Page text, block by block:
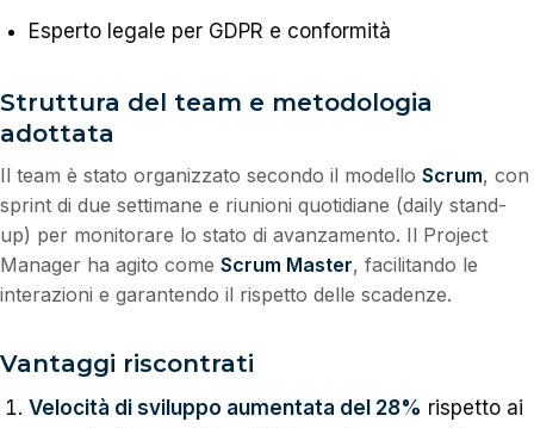
Esperto legale per GDPR e conformità
Struttura del team e metodologia
adottata
Il team è stato organizzato secondo il modello Scrum, con
sprint di due settimane e riunioni quotidiane (daily stand-
up) per monitorare lo stato di avanzamento. Il Project
Manager ha agito come Scrum Master, facilitando le
interazioni e garantendo il rispetto delle scadenze.
Vantaggi riscontrati
Velocità di sviluppo aumentata del 28% rispetto ai